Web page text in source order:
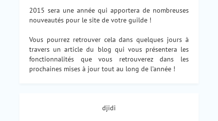
2015 sera une année qui apportera de nombreuses
nouveautés pour le site de votre guilde !
Vous pourrez retrouver cela dans quelques jours à
travers un article du blog qui vous présentera les
fonctionnalités que vous retrouverez dans les
prochaines mises à jour tout au long de l’année !
djidi